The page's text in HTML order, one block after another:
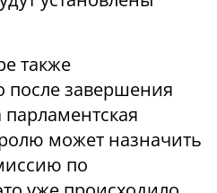
также
после завершения
может назначить
по